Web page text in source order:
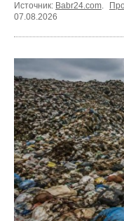
Источник: Babr24.com.
07.08.2026